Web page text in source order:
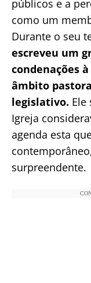
públicos e a
como um
Durante o seu
escreveu um
condenações
âmbito
legislativo. Ele
Igreja
agenda esta
surpreendente.